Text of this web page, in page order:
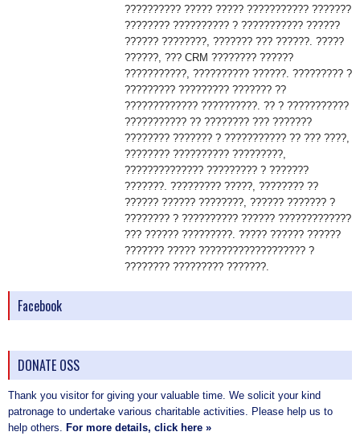
?????????? ????? ????? ??????????? ???????
???????? ?????????? ? ??????????? ??????
?????? ????????, ??????? ??? ??????. ?????
??????, ??? CRM ???????? ??????
???????????, ?????????? ??????. ????????? ?
????????? ????????? ??????? ??
????????????? ??????????. ?? ? ???????????
??????????? ?? ???????? ??? ???????
???????? ??????? ? ??????????? ?? ??? ????,
???????? ?????????? ?????????,
?????????????? ????????? ? ???????
???????. ????????? ?????, ???????? ??
?????? ?????? ????????, ?????? ??????? ?
???????? ? ?????????? ?????? ?????????????
??? ?????? ?????????. ????? ?????? ??????
??????? ????? ??????????????????? ?
???????? ????????? ???????.
Facebook
DONATE OSS
Thank you visitor for giving your valuable time. We solicit your kind
patronage to undertake various charitable activities. Please help us to
help others.
For more details, click here »